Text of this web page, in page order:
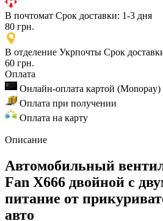
В почтомат Срок доставки: 1-3 дня
80 грн.
В отделение Укрпочты Срок
60 грн.
Оплата
Онлайн-оплата картой (Monopay)
Оплата при получении
Оплата на карту
Описание
Автомобильный
Fan X666 двойной с
питание от
авто